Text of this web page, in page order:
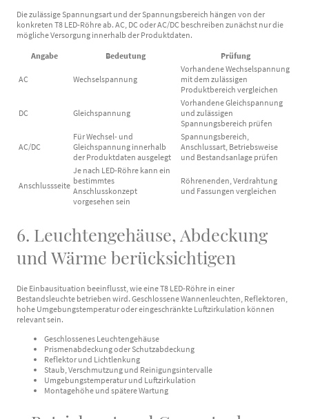
Die zulässige Spannungsart und der Spannungsbereich hängen von der
konkreten T8 LED-Röhre ab. AC, DC oder AC/DC beschreiben zunächst nur die
mögliche Versorgung innerhalb der Produktdaten.
Angabe Bedeutung Prüfung
AC Wechselspannung
Vorhandene Wechselspannung
mit dem zulässigen
Produktbereich vergleichen
DC Gleichspannung
Vorhandene Gleichspannung
und zulässigen
Spannungsbereich prüfen
AC/DC
Für Wechsel- und
Gleichspannung innerhalb
der Produktdaten ausgelegt
Spannungsbereich,
Anschlussart, Betriebsweise
und Bestandsanlage prüfen
Anschlussseite
Je nach LED-Röhre kann ein
bestimmtes
Anschlusskonzept
vorgesehen sein
Röhrenenden, Verdrahtung
und Fassungen vergleichen
6. Leuchtengehäuse, Abdeckung
und Wärme berücksichtigen
Die Einbausituation beeinflusst, wie eine T8 LED-Röhre in einer
Bestandsleuchte betrieben wird. Geschlossene Wannenleuchten, Reflektoren,
hohe Umgebungstemperatur oder eingeschränkte Luftzirkulation können
relevant sein.
Geschlossenes Leuchtengehäuse
Prismenabdeckung oder Schutzabdeckung
Reflektor und Lichtlenkung
Staub, Verschmutzung und Reinigungsintervalle
Umgebungstemperatur und Luftzirkulation
Montagehöhe und spätere Wartung